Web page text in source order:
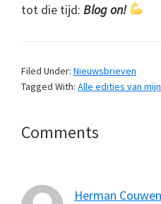
tot die tijd: Blog on!
Filed Under: Nieuwsbrieven
Tagged With: Alle edities van
Reader
Comments
Herman